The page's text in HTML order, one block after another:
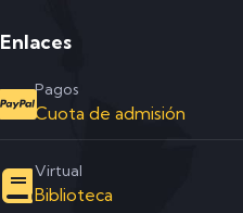
Enlaces
Pagos
Cuota de admisión
Virtual
Biblioteca